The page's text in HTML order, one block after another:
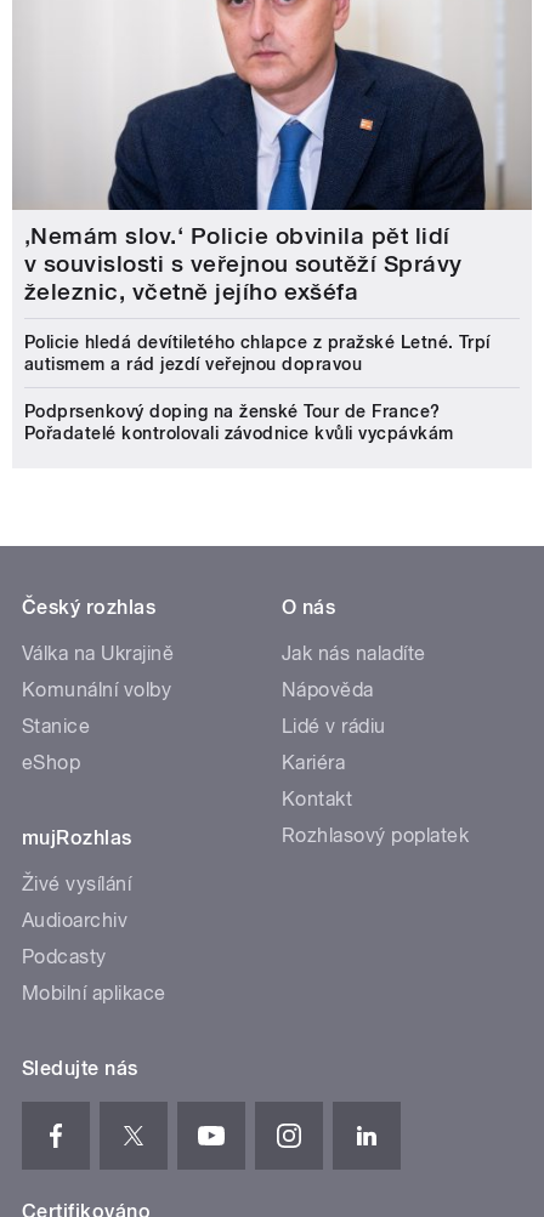
‚Nemám slov.‘ Policie obvinila pět lidí
v souvislosti s veřejnou soutěží Správy
železnic, včetně jejího exšéfa
Policie hledá devítiletého chlapce z pražské Letné. Trpí
autismem a rád jezdí veřejnou dopravou
Podprsenkový doping na ženské Tour de France?
Pořadatelé kontrolovali závodnice kvůli vycpávkám
Český rozhlas
Válka na Ukrajině
Komunální volby
Stanice
eShop
mujRozhlas
Živé vysílání
Audioarchiv
Podcasty
Mobilní aplikace
O nás
Jak nás naladíte
Nápověda
Lidé v rádiu
Kariéra
Kontakt
Rozhlasový poplatek
Sledujte nás
Certifikováno